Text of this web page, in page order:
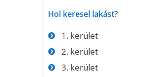
Hol keresel lakást?
1. kerület
2. kerület
3. kerület